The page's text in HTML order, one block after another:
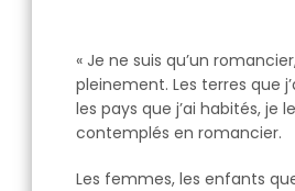
« Je ne suis qu’un
pleinement. Les terres que
les pays que j’ai habités, je
contemplés en romancier.
Les femmes, les enfants